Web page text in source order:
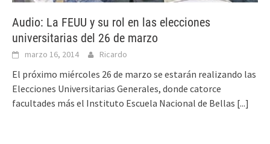
Audio: La FEUU y su rol en las elecciones
universitarias del 26 de marzo
marzo 16, 2014 Ricardo
El próximo miércoles 26 de marzo se estarán realizando las
Elecciones Universitarias Generales, donde catorce
facultades más el Instituto Escuela Nacional de Bellas [...]